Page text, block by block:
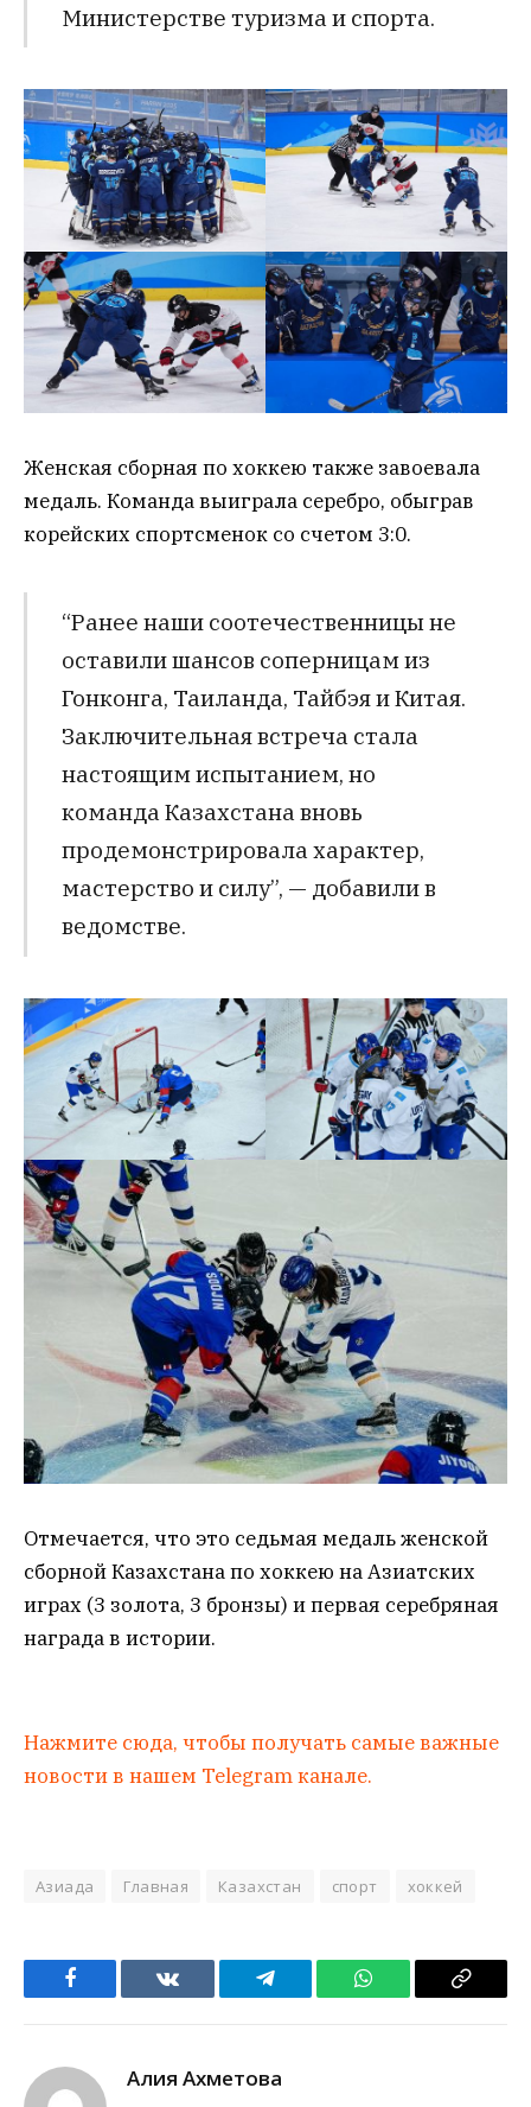
Министерстве туризма и спорта.
Женская сборная по хоккею также завоевала
медаль. Команда выиграла серебро, обыграв
корейских спортсменок со счетом 3:0.
“Ранее наши соотечественницы не
оставили шансов соперницам из
Гонконга, Таиланда, Тайбэя и Китая.
Заключительная встреча стала
настоящим испытанием, но
команда Казахстана вновь
продемонстрировала характер,
мастерство и силу”, — добавили в
ведомстве.
Отмечается, что это седьмая медаль женской
сборной Казахстана по хоккею на Азиатских
играх (3 золота, 3 бронзы) и первая серебряная
награда в истории.
Нажмите сюда, чтобы получать самые важные
новости в нашем Telegram канале.
Азиада Главная Казахстан спорт хоккей
Facebook VKontakteTelegram WhatsApp Copy
Алия Ахметова